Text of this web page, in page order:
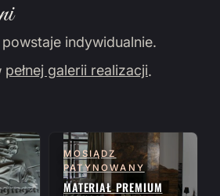
indywidualnie.
pełnej galerii realizacji.
MOSIĄDZ
PATYNOWANY
MATERIAŁ PREMIUM